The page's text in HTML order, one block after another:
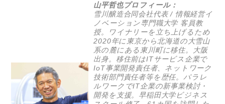
山平哲也プロフィール：
雪川醸造合同会社代表 / 情報経営イ
ノベーション専門職大学 客員教
授。ワイナリーを立ち上げるため
2020年に東京から北海道の大雪山
系の麓にある東川町に移住。大阪
出身。移住前はITサービス企業で
IoT事業開発責任者、ネットワーク
技術部門責任者等を歴任。パラレ
ルワークでIT企業の新事業検討・
開発を支援。早稲田大学ビジネス